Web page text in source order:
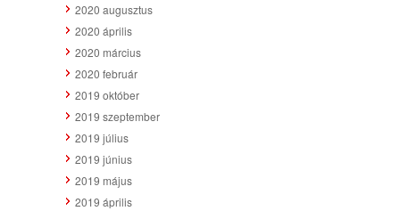
2020 augusztus
2020 április
2020 március
2020 február
2019 október
2019 szeptember
2019 július
2019 június
2019 május
2019 április